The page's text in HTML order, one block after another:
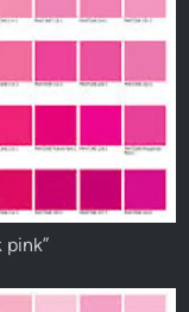
pink”